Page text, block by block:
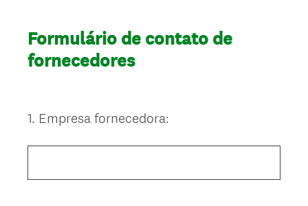
Formulário de contato de
fornecedores
Question
1. Empresa fornecedora: